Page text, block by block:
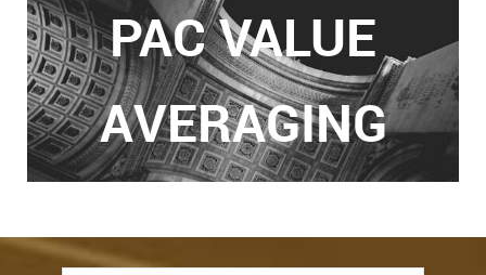
PAC VALUE
AVERAGING